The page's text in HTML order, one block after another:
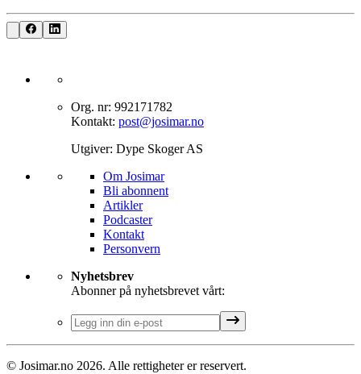
Org. nr: 992171782
Kontakt: post@josimar.no
Utgiver: Dype Skoger AS
Om J‌osimar ‍ ​‍​‍‌‍
Bli abonnent​​​​‌ ‍ ​‍​‍‌‍ ‌ ​‍‌‍‍‌‌‍‌ ‌‍‍‌‌‍ ‍​‍​‍​ ‍‍​‍​‍‌ ​ ‌‍​‌‌‍ ‍‌‍‍‌‌ ‌​‌ ‍‌​‍ ‍‌‍‍‌‌‍ ​‍​‍​‍ ​​‍​‍‌‍‍​‌ ​‍‌‍‌‌‌‍‌‍​‍​‍​ ‍‍​‍​‍‌‍‍​‌ ‌​‌ ‌​‌ ​​‌ ​ ​ ‍‍​‍ ​‍ ‌‍‌‌‌‍‌​‌‍‍‌‌ ‌​​‍ ‍‌‍‍‌‌‍‌​‌‍​‌‌‍‌ ‌ ​‍‌‍​‌‌‍ ‍‌‍‍‍‌‍​‌‌‍ ‍‌ ​ ‌‍‌‌‌‍ ‍​‍ ‍‌‍​ ‌‍ ‌‍ ‌​‍ ‌‍‍‌‌‍ ‍‌ ‌​‌‍‌‌‌‍ ‍‌ ‌​​‍ ‌‍‌‌‌‍‌​‌‍‍‌‌ ‌​​‍ ‌‍ ‌‌‍ ‌‍‌​‌‍‌‌​ ‌‌ ​​‌ ​‍‌‍‌‌‌ ​ ‌‍‌‌‌‍ ‍‌ ‌​‌‍​‌‌ ‌​‌‍‍‌‌‍ ‌‍ ‍​ ‍ ‌‍‍‌‌‍‌​​ ‌‌‍‌‍‌‍ ‌‍ ‌ ‌​‌‍‌‌‌ ​‍​ ‍ ‌ ‌​‌ ‍‌‌ ​​‌‍‌‌​ ‌‌‍‌‍‌‍ ‌‍ ‌ ‌​‌‍‌‌‌ ​‍​ ‍ ‌ ​​‌‍​‌‌ ‌​‌‍‍​​ ‌‌‍​ ‌‍ ‌‍ ​‌ ‌‌‌‍ ‌‌‍ ‍‌ ​ ​‍‌‌​ ‌‌‌​​‍‌‌ ‌‍‍ ‌‍‌‌‌ ‍‌​‍‌‌​ ​ ‌​‌​​‍‌‌​ ​ ‌​‌​​‍‌‌​ ​‍​ ​‍‌‍​‍​ ‍‌‌‍​ ‌‍‌‍‌‍​ ​ ​‌​ ‌​‌‍​‍‌‍‌‍​ ‍​​ ‌‌‌‍​‍​‍‌‌​ ​‍​ ​‍​‍‌‌​ ‌‌‌​‌​​‍ ‍‌‍​ ‌‍ ‌‍ ​‌ ‌‌‌‍ ‌‌‍ ‍‌​‍‌‌ ‌​‌‍‌‌‌‍ ‌‌ ​ ​‍‌‌​ ‌‌‌​​‍‌‌ ‌‍‍ ‌‍‌‌‌ ‍‌​‍‌‌​ ​ ‌​‌​​‍‌‌​ ​ ‌​‌​​‍‌‌​ ​‍​ ​‍‌‍​‌‌‍‌‍​ ‌‍​ ‌​‌‍‌‌​ ‍‌‌‍‌​‌‍​‍​ ‌ ‌‍​‌​ ‌ ​ ​​​‍‌‌​ ​‍​ ​‍​‍‌‌​ ‌‌‌​‌​​‍ ‍‌‍‍‌‌ ‌​‌‍‌‌‌‍ ‌‌ ​ ​‍‌‌​ ‌‌‌​​‍‌‌ ‌‍‍ ‌‍‌‌‌ ‍‌​‍‌‌​ ​ ‌​‌​​‍‌‌​ ​ ‌​‌​​‍‌‌​ ​‍​ ​‍‌‍‌‌‌‍​‌‌‍‌‌​ ‌‍‌‍​‍‌‍‌‌‌‍‌‌‌‍‌‍‌‍​‍​ ‍​​ ​ ​ ​ ​‍‌‌​ ​‍​ ​‍​‍‌‌​ ‌‌‌​‌​​‍ ‍‌‍ ​‌‍​‌‌‍​‍‌‍‌‌‌‍ ​​ ‌‍​‍‌‍​‌‌ ​ ‌‍‌‌‌‌‌‌‌ ​‍‌‍ ​​ ‌‌‍‍​‌ ‌​‌ ‌​‌ ​​‌ ​ ​‍‌‌​ ​ ‌​​‌​‍‌‌​ ​‍‌​‌‍​‍‌‌​ ​‍‌​‌‍‌‍‌‌‌‍‌​‌‍‍‌‌ ‌​​‍ ‍‌‍‍‌‌‍‌​‌‍​‌‌‍‌ ‌ ​‍‌‍​‌‌‍ ‍‌‍‍‍‌‍​‌‌‍ ‍‌ ​ ‌‍‌‌‌‍ ‍​‍ ‍‌‍​ ‌‍ ‌‍ ‌​‍‌‍‌‍‍‌‌‍‌​​ ‌‌‍‌‍‌‍ ‌‍ ‌ ‌​‌‍‌‌‌ ​‍​‍‌‍‌ ‌​‌ ‍‌‌ ​​‌‍‌‌​ ‌‌‍‌‍‌‍ ‌‍ ‌ ‌​‌‍‌‌‌ ​‍​‍‌‍‌ ​​‌‍​‌‌ ‌​‌‍‍​​ ‌‌‍​ ‌‍ ‌‍ ​‌ ‌‌‌‍ ‌‌‍ ‍‌ ​ ​‍‌‌​ ‌‌‌​​‍‌‌ ‌‍‍ ‌‍‌‌‌ ‍‌​‍‌‌​ ​ ‌​‌​​‍‌‌​ ​ ‌​‌​​‍‌‌​ ​‍​ ​‍‌‍​‍​ ‍‌‌‍​ ‌‍‌‍‌‍​ ​ ​‌​ ‌​‌‍​‍‌‍‌‍​ ‍​​ ‌‌‌‍​‍​‍‌‌​ ​‍​ ​‍​‍‌‌​ ‌‌‌​‌​​‍ ‍‌‍​ ‌‍ ‌‍ ​‌ ‌‌‌‍ ‌‌‍ ‍‌​‍‌‌ ‌​‌‍‌‌‌‍ ‌‌ ​ ​‍‌‌​ ‌‌‌​​‍‌‌ ‌‍‍ ‌‍‌‌‌ ‍‌​‍‌‌​ ​ ‌​‌​​‍‌‌​ ​ ‌​‌​​‍‌‌​ ​‍​ ​‍‌‍​‌‌‍‌‍​ ‌‍​ ‌​‌‍‌‌​ ‍‌‌‍‌​‌‍​‍​ ‌ ‌‍​‌​ ‌ ​ ​​​‍‌‌​ ​‍​ ​‍​‍‌‌​ ‌‌‌​‌​​‍ ‍‌‍‍‌‌ ‌​‌‍‌‌‌‍ ‌‌ ​ ​‍‌‌​ ‌‌‌​​‍‌‌ ‌‍‍ ‌‍‌‌‌ ‍‌​‍‌‌​ ​ ‌​‌​​‍‌‌​ ​ ‌​‌​​‍‌‌​ ​‍​ ​‍‌‍‌‌‌‍​‌‌‍‌‌​ ‌‍‌‍​‍‌‍‌‌‌‍‌‌‌‍‌‍‌‍​‍​ ‍​​ ​ ​ ​ ​‍‌‌​ ​‍​ ​‍​‍‌‌​ ‌‌‌​‌​​‍ ‍‌‍ ​‌‍​‌‌‍​‍‌‍‌‌‌‍ ​​‍‌‍‌ ​​‌‍‌‌‌ ​‍‌ ​ ‌ ​​‌‍‌‌‌‍​ ‌ ‌​‌‍‍‌‌ ‌‍‌‍‌‌​ ‌‌ ​​‌ ‌‌‌‍​‍‌‍ ​‌‍‍‌‌ ​ ‌‍‍​‌‍‌‌‌‍‌​​‍​‍‌ ‌
Artikler
Podcaster
Kontakt
Personvern​​​​‌ ‍ ​‍​‍‌‍ ‌ ​‍‌‍‍‌‌‍‌ ‌‍‍‌‌‍ ‍​‍​‍​ ‍‍​‍​‍‌ ​ ‌‍​‌‌‍ ‍‌‍‍‌‌ ‌​‌ ‍‌​‍ ‍‌‍‍‌‌‍ ​‍​‍​‍ ​​‍​‍‌‍‍​‌ ​‍‌‍‌‌‌‍‌‍​‍​‍​ ‍‍​‍​‍‌‍‍​‌ ‌​‌ ‌​‌ ​​‌ ​ ​ ‍‍​‍ ​‍ ‌‍‌‌‌‍‌​‌‍‍‌‌ ‌​​‍ ‍‌‍‍‌‌‍‌​‌‍​‌‌‍‌ ‌ ​‍‌‍​‌‌‍ ‍‌‍‍‍‌‍​‌‌‍ ‍‌ ​ ‌‍‌‌‌‍ ‍​‍ ‍‌‍​ ‌‍ ‌‍ ‌​‍ ‌‍‍‌‌‍ ‍‌ ‌​‌‍‌‌‌‍ ‍‌ ‌​​‍ ‌‍‌‌‌‍‌​‌‍‍‌‌ ‌​​‍ ‌‍ ‌‌‍ ‌‍‌​‌‍‌‌​ ‌‌ ​​‌ ​‍‌‍‌‌‌ ​ ‌‍‌‌‌‍ ‍‌ ‌​‌‍​‌‌ ‌​‌‍‍‌‌‍ ‌‍ ‍​ ‍ ‌‍‍‌‌‍‌​​ ‌‌‍‌‍‌‍ ‌‍ ‌ ‌​‌‍‌‌‌ ​‍​ ‍ ‌ ‌​‌ ‍‌‌ ​​‌‍‌‌​ ‌‌‍‌‍‌‍ ‌‍ ‌ ‌​‌‍‌‌‌ ​‍​ ‍ ‌ ​​‌‍​‌‌ ‌​‌‍‍​​ ‌‌‍​ ‌‍ ‌‍ ​‌ ‌‌‌‍ ‌‌‍ ‍‌ ​ ​‍‌‌​ ‌‌‌​​‍‌‌ ‌‍‍ ‌‍‌‌‌ ‍‌​‍‌‌​ ​ ‌​‌​​‍‌‌​ ​ ‌​‌​​‍‌‌​ ​‍​ ​‍‌‍​‍​ ‍‌‌‍​ ‌‍‌‍‌‍​ ​ ​‌​ ‌​‌‍​‍‌‍‌‍​ ‍​​ ‌‌‌‍​‍​‍‌‌​ ​‍​ ​‍​‍‌‌​ ‌‌‌​‌​​‍ ‍‌‍​ ‌‍ ‌‍ ​‌ ‌‌‌‍ ‌‌‍ ‍‌​‍‌‌ ‌​‌‍‌‌‌‍ ‌‌ ​ ​‍‌‌​ ‌‌‌​​‍‌‌ ‌‍‍ ‌‍‌‌‌ ‍‌​‍‌‌​ ​ ‌​‌​​‍‌‌​ ​ ‌​‌​​‍‌‌​ ​‍​ ​‍‌‍​‌‌‍‌‍​ ‌‍​ ‌​‌‍‌‌​ ‍‌‌‍‌​‌‍​‍​ ‌ ‌‍​‌​ ‌ ​ ​​​‍‌‌​ ​‍​ ​‍​‍‌‌​ ‌‌‌​‌​​‍ ‍‌‍‍‌‌ ‌​‌‍‌‌‌‍ ‌‌ ​ ​‍‌‌​ ‌‌‌​​‍‌‌ ‌‍‍ ‌‍‌‌‌ ‍‌​‍‌‌​ ​ ‌​‌​​‍‌‌​ ​ ‌​‌​​‍‌‌​ ​‍​ ​‍​ ‌‌‌‍​ ‌‍‌​​ ​‍​ ‍‌​ ​‍​ ​‌‌‍‌​​ ‌‍‌‍‌‌​ ‌‌​ ‌‍​‍‌‌​ ​‍​ ​‍​‍‌‌​ ‌‌‌​‌​​‍ ‍‌‍ ​‌‍​‌‌‍​‍‌‍‌‌‌‍ ​​ ‌‍​‍‌‍​‌‌ ​ ‌‍‌‌‌‌‌‌‌ ​‍‌‍ ​​ ‌‌‍‍​‌ ‌​‌ ‌​‌ ​​‌ ​ ​‍‌‌​ ​ ‌​​‌​‍‌‌​ ​‍‌​‌‍​‍‌‌​ ​‍‌​‌‍‌‍‌‌‌‍‌​‌‍‍‌‌ ‌​​‍ ‍‌‍‍‌‌‍‌​‌‍​‌‌‍‌ ‌ ​‍‌‍​‌‌‍ ‍‌‍‍‍‌‍​‌‌‍ ‍‌ ​ ‌‍‌‌‌‍ ‍​‍ ‍‌‍​ ‌‍ ‌‍ ‌​‍‌‍‌‍‍‌‌‍‌​​ ‌‌‍‌‍‌‍ ‌‍ ‌ ‌​‌‍‌‌‌ ​‍​‍‌‍‌ ‌​‌ ‍‌‌ ​​‌‍‌‌​ ‌‌‍‌‍‌‍ ‌‍ ‌ ‌​‌‍‌‌‌ ​‍​‍‌‍‌ ​​‌‍​‌‌ ‌​‌‍‍​​ ‌‌‍​ ‌‍ ‌‍ ​‌ ‌‌‌‍ ‌‌‍ ‍‌ ​ ​‍‌‌​ ‌‌‌​​‍‌‌ ‌‍‍ ‌‍‌‌‌ ‍‌​‍‌‌​ ​ ‌​‌​​‍‌‌​ ​ ‌​‌​​‍‌‌​ ​‍​ ​‍‌‍​‍​ ‍‌‌‍​ ‌‍‌‍‌‍​ ​ ​‌​ ‌​‌‍​‍‌‍‌‍​ ‍​​ ‌‌‌‍​‍​‍‌‌​ ​‍​ ​‍​‍‌‌​ ‌‌‌​‌​​‍ ‍‌‍​ ‌‍ ‌‍ ​‌ ‌‌‌‍ ‌‌‍ ‍‌​‍‌‌ ‌​‌‍‌‌‌‍ ‌‌ ​ ​‍‌‌​ ‌‌‌​​‍‌‌ ‌‍‍ ‌‍‌‌‌ ‍‌​‍‌‌​ ​ ‌​‌​​‍‌‌​ ​ ‌​‌​​‍‌‌​ ​‍​ ​‍‌‍​‌‌‍‌‍​ ‌‍​ ‌​‌‍‌‌​ ‍‌‌‍‌​‌‍​‍​ ‌ ‌‍​‌​ ‌ ​ ​​​‍‌‌​ ​‍​ ​‍​‍‌‌​ ‌‌‌​‌​​‍ ‍‌‍‍‌‌ ‌​‌‍‌‌‌‍ ‌‌ ​ ​‍‌‌​ ‌‌‌​​‍‌‌ ‌‍‍ ‌‍‌‌‌ ‍‌​‍‌‌​ ​ ‌​‌​​‍‌‌​ ​ ‌​‌​​‍‌‌​ ​‍​ ​‍​ ‌‌‌‍​ ‌‍‌​​ ​‍​ ‍‌​ ​‍​ ​‌‌‍‌​​ ‌‍‌‍‌‌​ ‌‌​ ‌‍​‍‌‌​ ​‍​ ​‍​‍‌‌​ ‌‌‌​‌​​‍ ‍‌‍ ​‌‍​‌‌‍​‍‌‍‌‌‌‍ ​​‍‌‍‌ ​​‌‍‌‌‌ ​‍‌ ​ ‌ ​​‌‍‌‌‌‍​ ‌ ‌​‌‍‍‌‌ ‌‍‌‍‌‌​ ‌‌ ​​‌ ‌‌‌‍​‍‌‍ ​‌‍‍‌‌ ​ ‌‍‍​‌‍‌‌‌‍‌​​‍​‍‌ ‌
Nyhetsbrev
Abonner på nyhetsbrevet vårt:
© Josimar.no 2026. Alle rettigheter er reservert.